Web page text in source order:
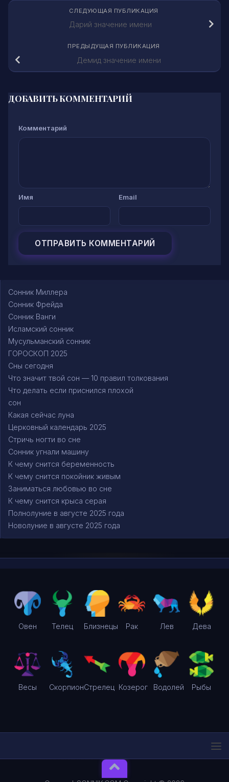
СЛЕДУЮЩАЯ ПУБЛИКАЦИЯ
Дарий значение имени
ПРЕДЫДУЩАЯ ПУБЛИКАЦИЯ
Демид значение имени
ДОБАВИТЬ КОММЕНТАРИЙ
Комментарий
Имя Email
Сонник Миллера
Сонник Фрейда
Сонник Ванги
Исламский сонник
Мусульманский сонник
ГОРОСКОП 2025
Сны сегодня
Что значит твой сон — 10 правил толкования
Что делать если приснился плохой
сон
Какая сейчас луна
Церковный календарь 2025
Стричь ногти во сне
Сонник угнали машину
К чему снится беременность
К чему снится покойник живым
Заниматься любовью во сне
К чему снится крыса серая
Полнолуние в августе 2025 года
Новолуние в августе 2025 года
Овен Телец Близнецы Рак Лев Дева
Весы СкорпионСтрелец Козерог Водолей Рыбы